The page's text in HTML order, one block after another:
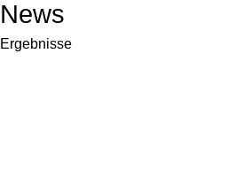
News
Ergebnisse